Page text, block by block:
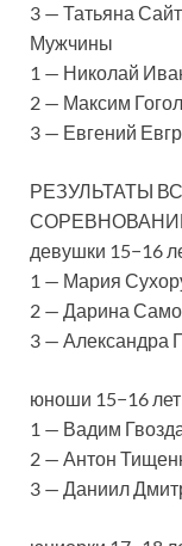
3 — Татьяна
Мужчины
1 — Николай
2 — Максим
3 — Евгений
РЕЗУЛЬТАТЫ
девушки 15−16
1 — Мария
2 — Дарина
3 — Александра
юноши 15−16
1 — Вадим
2 — Антон
3 — Даниил